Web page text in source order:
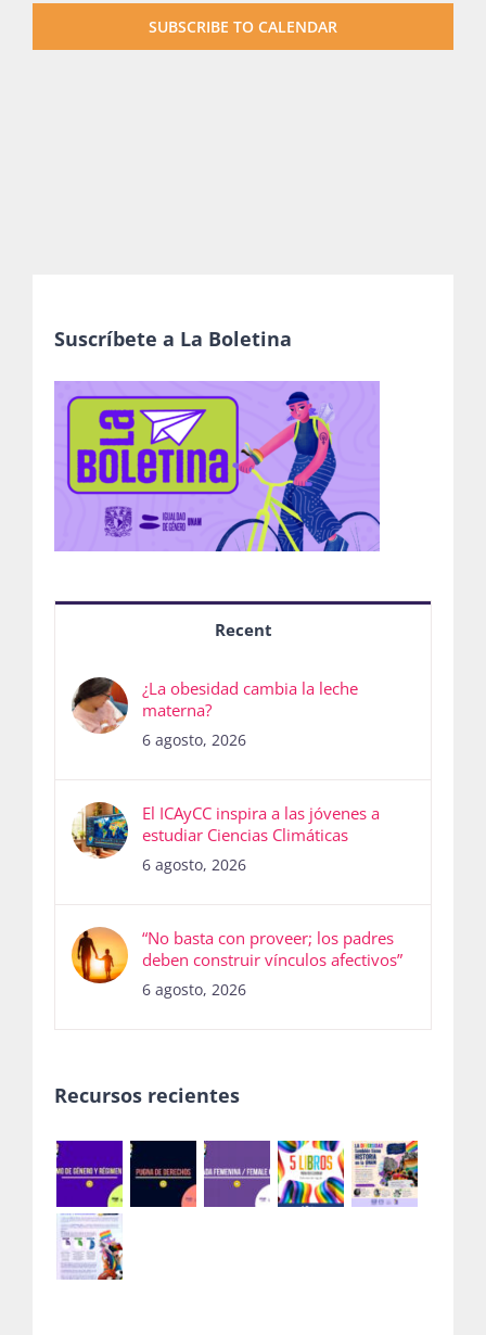
Publicaciones
SUBSCRIBE TO CALENDAR
Suscríbete a La Boletina
Recent
¿La obesidad cambia la leche
materna?
6 agosto, 2026
El ICAyCC inspira a las jóvenes a
estudiar Ciencias Climáticas
6 agosto, 2026
“No basta con proveer; los padres
deben construir vínculos afectivos”
6 agosto, 2026
Recursos recientes